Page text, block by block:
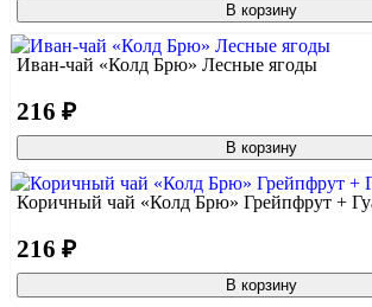
В корзину
Иван-чай «Колд Брю» Лесные ягоды
216 ₽
В корзину
Коричный чай «Колд Брю» Грейпфрут +
216 ₽
В корзину